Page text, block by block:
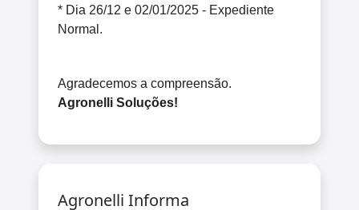
* Dia 26/12 e 02/01/2025 - Expediente
Normal.
Agradecemos a compreensão.
Agronelli Soluções!
Agronelli Informa